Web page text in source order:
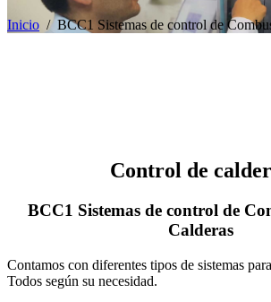
Inicio / BCC1 Sistemas de control de
Control de
BCC1 Sistemas de control de
Calderas
Contamos con diferentes tipos de sistemas
Todos según su necesidad.